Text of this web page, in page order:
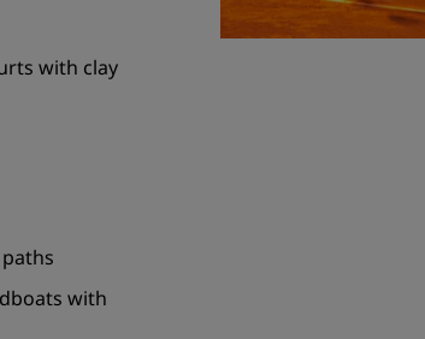
with clay
with